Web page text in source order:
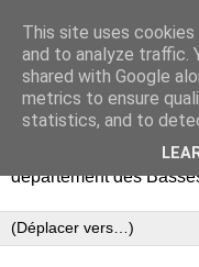
Retours
Pyrénées
Partage d'archives
département des
This site uses
and to analyze traffic.
shared with Google
metrics to ensure
statistics, and to